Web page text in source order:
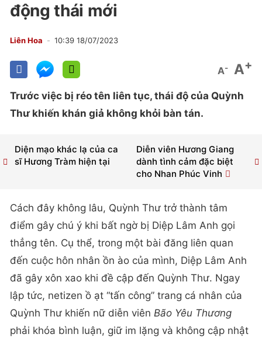
động thái mới
Liên Hoa 10:39 18/07/2023
A- A+
Trước việc bị réo tên liên tục, thái độ của Quỳnh
Thư khiến khán giả không khỏi bàn tán.
Diễn viên Hương Giang
dành tình cảm đặc biệt
cho Nhan Phúc Vinh
Diện mạo khác lạ của ca
sĩ Hương Tràm hiện tại
Cách đây không lâu, Quỳnh Thư trở thành tâm
điểm gây chú ý khi bất ngờ bị Diệp Lâm Anh gọi
thẳng tên. Cụ thể, trong một bài đăng liên quan
đến cuộc hôn nhân ồn ào của mình, Diệp Lâm Anh
đã gây xôn xao khi đề cập đến Quỳnh Thư. Ngay
lập tức, netizen ồ ạt “tấn công” trang cá nhân của
Quỳnh Thư khiến nữ diễn viên Bão Yêu Thương
phải khóa bình luận, giữ im lặng và không cập nhật